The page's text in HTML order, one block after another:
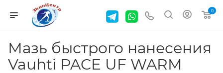
0
Мазь быстрого нанесения
Vauhti PACE UF WARM